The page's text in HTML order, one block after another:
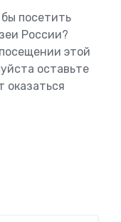
посетить
России?
этой
оставьте
оказаться